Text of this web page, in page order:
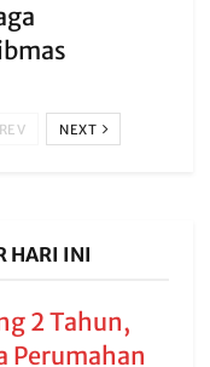
NEXT
HARI INI
2 Tahun,
Perumahan